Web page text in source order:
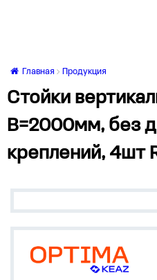
Главная Продукция
Стойки
В=2000мм, без
креплений, 4шт